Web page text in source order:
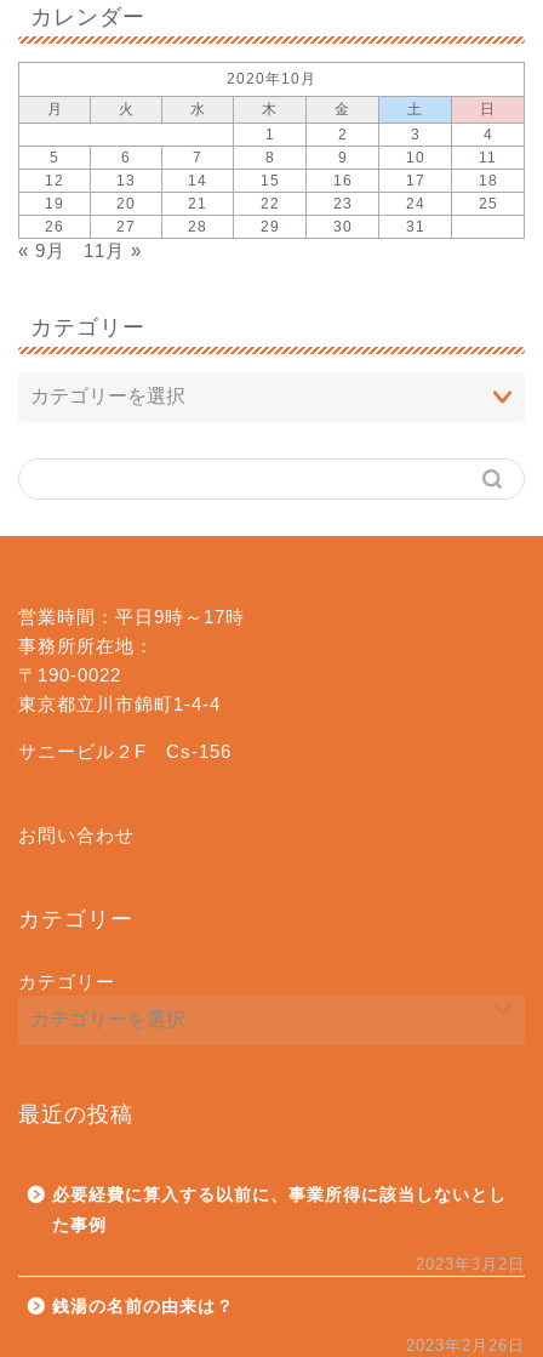
カレンダー
2020年10月
月
火 水 木 金 土
日
1
2 3
4
5
6 7 8 9 10
11
12
13 14 15 16 17
18
19
20 21 22 23 24
25
26
27 28 29 30 31
« 9月 11月 »
カテゴリー
営業時間：平日9時～17時
事務所所在地：
〒190-0022
東京都立川市錦町1-4-4
サニービル２F Cs-156
お問い合わせ
カテゴリー
カテゴリー
最近の投稿
必要経費に算入する以前に、事業所得に該当しないとし
た事例
2023年3月2日
銭湯の名前の由来は？
2023年2月26日